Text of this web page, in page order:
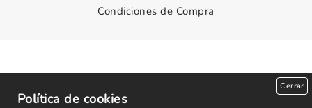
Condiciones de Compra
Cerrar
Política de cookies